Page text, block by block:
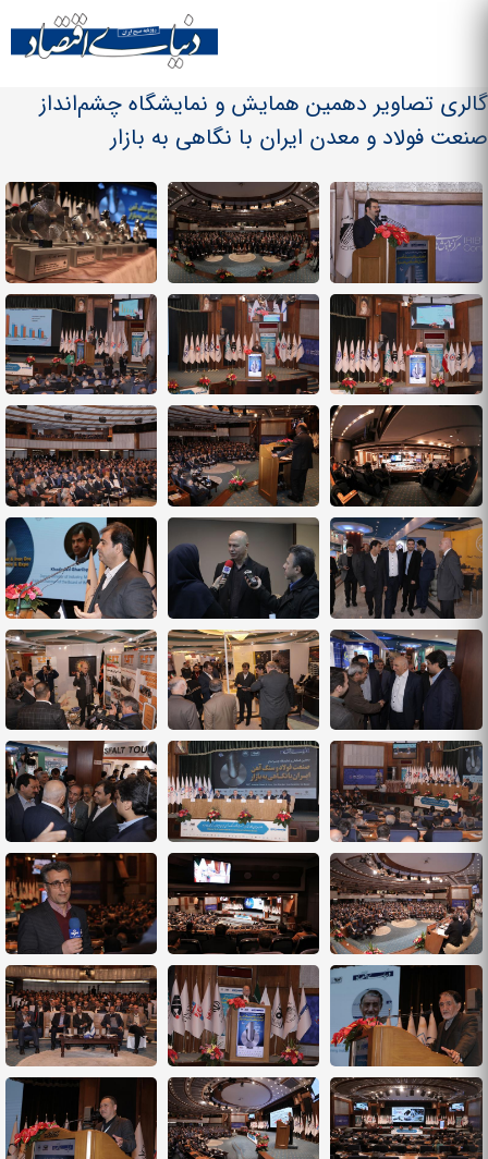
main
content
گالری تصاویر دهمین همایش و نمایشگاه چشم‌انداز
صنعت فولاد و معدن ایران با نگاهی به بازار